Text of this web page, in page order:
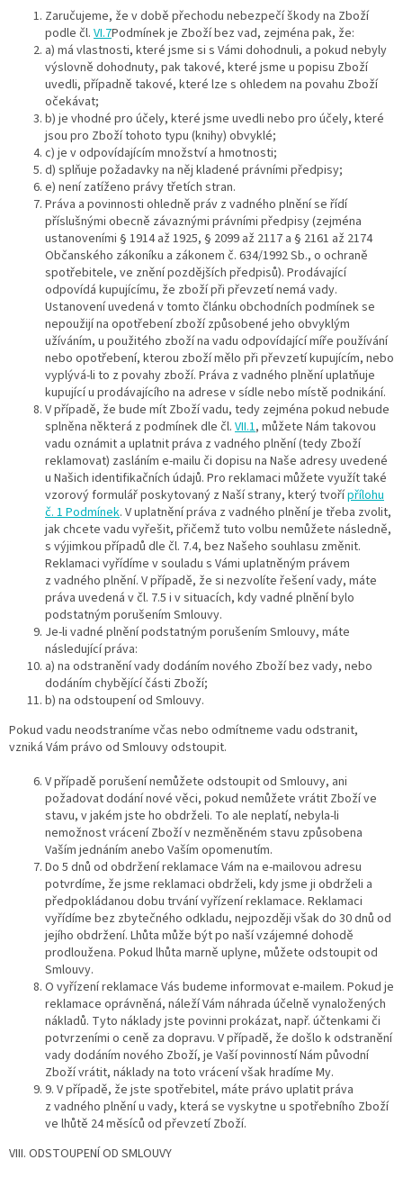
Zaručujeme, že v době přechodu nebezpečí škody na Zboží
podle čl. VI.7Podmínek je Zboží bez vad, zejména pak, že:
a) má vlastnosti, které jsme si s Vámi dohodnuli, a pokud nebyly
výslovně dohodnuty, pak takové, které jsme u popisu Zboží
uvedli, případně takové, které lze s ohledem na povahu Zboží
očekávat;
b) je vhodné pro účely, které jsme uvedli nebo pro účely, které
jsou pro Zboží tohoto typu (knihy) obvyklé;
c) je v odpovídajícím množství a hmotnosti;
d) splňuje požadavky na něj kladené právními předpisy;
e) není zatíženo právy třetích stran.
Práva a povinnosti ohledně práv z vadného plnění se řídí
příslušnými obecně závaznými právními předpisy (zejména
ustanoveními § 1914 až 1925, § 2099 až 2117 a § 2161 až 2174
Občanského zákoníku a zákonem č. 634/1992 Sb., o ochraně
spotřebitele, ve znění pozdějších předpisů). Prodávající
odpovídá kupujícímu, že zboží při převzetí nemá vady.
Ustanovení uvedená v tomto článku obchodních podmínek se
nepoužijí na opotřebení zboží způsobené jeho obvyklým
užíváním, u použitého zboží na vadu odpovídající míře používání
nebo opotřebení, kterou zboží mělo při převzetí kupujícím, nebo
vyplývá-li to z povahy zboží. Práva z vadného plnění uplatňuje
kupující u prodávajícího na adrese v sídle nebo místě podnikání.
V případě, že bude mít Zboží vadu, tedy zejména pokud nebude
splněna některá z podmínek dle čl. VII.1, můžete Nám takovou
vadu oznámit a uplatnit práva z vadného plnění (tedy Zboží
reklamovat) zasláním e-mailu či dopisu na Naše adresy uvedené
u Našich identifikačních údajů. Pro reklamaci můžete využít také
vzorový formulář poskytovaný z Naší strany, který tvořípřílohu
č. 1 Podmínek. V uplatnění práva z vadného plnění je třeba zvolit,
jak chcete vadu vyřešit, přičemž tuto volbu nemůžete následně,
s výjimkou případů dle čl. 7.4, bez Našeho souhlasu změnit.
Reklamaci vyřídíme v souladu s Vámi uplatněným právem
z vadného plnění. V případě, že si nezvolíte řešení vady, máte
práva uvedená v čl. 7.5 i v situacích, kdy vadné plnění bylo
podstatným porušením Smlouvy.
Je-li vadné plnění podstatným porušením Smlouvy, máte
následující práva:
a) na odstranění vady dodáním nového Zboží bez vady, nebo
dodáním chybějící části Zboží;
b) na odstoupení od Smlouvy.
Pokud vadu neodstraníme včas nebo odmítneme vadu odstranit,
vzniká Vám právo od Smlouvy odstoupit.
V případě porušení nemůžete odstoupit od Smlouvy, ani
požadovat dodání nové věci, pokud nemůžete vrátit Zboží ve
stavu, v jakém jste ho obdrželi. To ale neplatí, nebyla-li
nemožnost vrácení Zboží v nezměněném stavu způsobena
Vaším jednáním anebo Vaším opomenutím.
Do 5 dnů od obdržení reklamace Vám na e-mailovou adresu
potvrdíme, že jsme reklamaci obdrželi, kdy jsme ji obdrželi a
předpokládanou dobu trvání vyřízení reklamace. Reklamaci
vyřídíme bez zbytečného odkladu, nejpozději však do 30 dnů od
jejího obdržení. Lhůta může být po naší vzájemné dohodě
prodloužena. Pokud lhůta marně uplyne, můžete odstoupit od
Smlouvy.
O vyřízení reklamace Vás budeme informovat e-mailem. Pokud je
reklamace oprávněná, náleží Vám náhrada účelně vynaložených
nákladů. Tyto náklady jste povinni prokázat, např. účtenkami či
potvrzeními o ceně za dopravu. V případě, že došlo k odstranění
vady dodáním nového Zboží, je Vaší povinností Nám původní
Zboží vrátit, náklady na toto vrácení však hradíme My.
9. V případě, že jste spotřebitel, máte právo uplatit práva
z vadného plnění u vady, která se vyskytne u spotřebního Zboží
ve lhůtě 24 měsíců od převzetí Zboží.
VIII. ODSTOUPENÍ OD SMLOUVY